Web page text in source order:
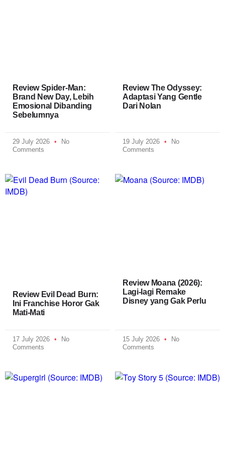
Review Spider-Man:
Brand New Day, Lebih
Emosional Dibanding
Sebelumnya
29 July 2026
No
Comments
Review The Odyssey:
Adaptasi Yang Gentle
Dari Nolan
19 July 2026
No
Comments
Review Evil Dead Burn:
Ini Franchise Horor Gak
Mati-Mati
17 July 2026
No
Comments
Review Moana (2026):
Lagi-lagi Remake
Disney yang Gak Perlu
15 July 2026
No
Comments